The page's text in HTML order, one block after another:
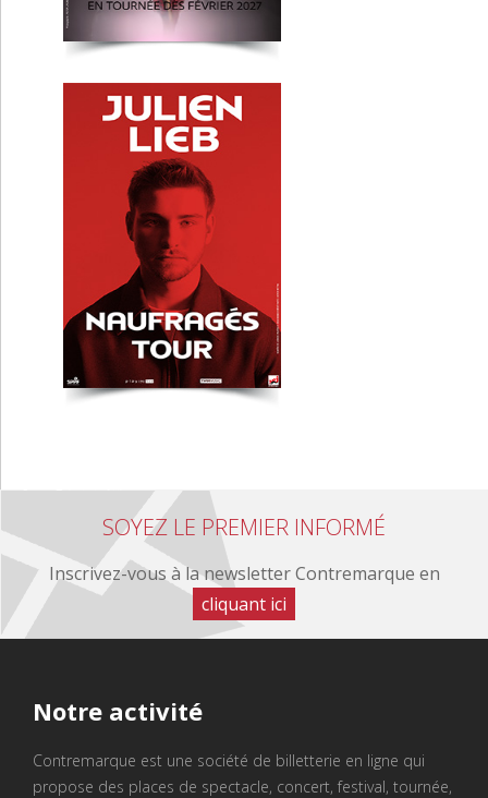
SOYEZ LE PREMIER INFORMÉ
Inscrivez-vous à la newsletter Contremarque en
cliquant ici
Notre activité
Contremarque est une société de billetterie en ligne qui
propose des places de spectacle, concert, festival, tournée,